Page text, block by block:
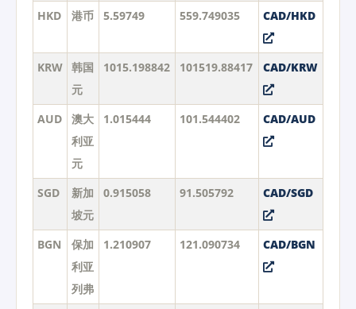
HKD 港币 5.59749 559.749035 CAD/HKD
KRW 韩国
元
1015.198842 101519.88417 CAD/KRW
AUD
澳大
利亚
元
1.015444 101.544402 CAD/AUD
SGD
新加
坡元
0.915058 91.505792 CAD/SGD
BGN
保加
利亚
列弗
1.210907 121.090734 CAD/BGN